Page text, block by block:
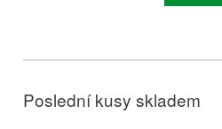
Poslední kusy skladem